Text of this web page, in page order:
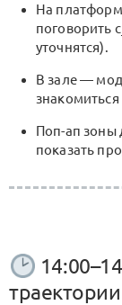
На
поговорить
уточнятся).
В зале —
Поп-ап зоны
показать